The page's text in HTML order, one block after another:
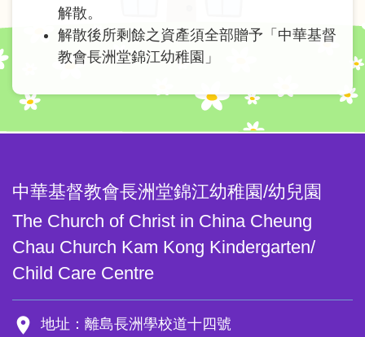
解散。
解散後所剩餘之資產須全部贈予「中華基督
教會長洲堂錦江幼稚園」
中華基督教會長洲堂錦江幼稚園/幼兒園
The Church of Christ in China Cheung
Chau Church Kam Kong Kindergarten/
Child Care Centre
room 地址：離島長洲學校道十四號